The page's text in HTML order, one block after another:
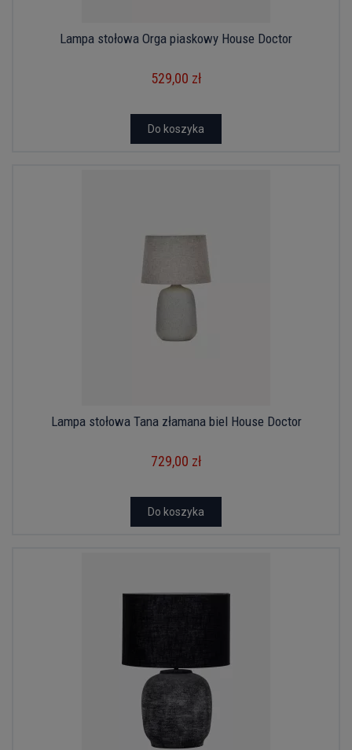
Lampa stołowa Orga piaskowy House Doctor
529,00 zł
Do koszyka
Lampa stołowa Tana złamana biel House Doctor
729,00 zł
Do koszyka